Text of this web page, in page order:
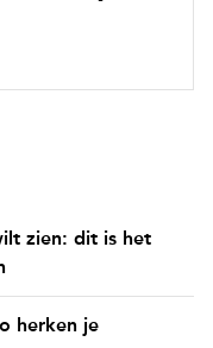
zien: dit is het
herken je